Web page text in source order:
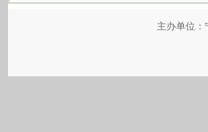
主办单位：